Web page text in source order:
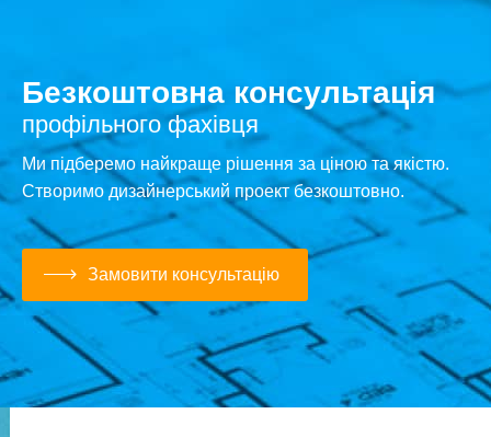
Безкоштовна консультація
профільного фахівця
Ми підберемо найкраще рішення за ціною та якістю.
Створимо дизайнерський проект безкоштовно.
Замовити консультацію